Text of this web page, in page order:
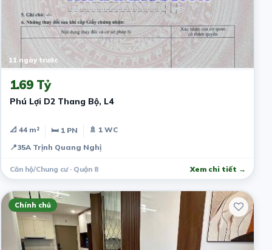
11 ngày trước
1.69 Tỷ
Phú Lợi D2 Thang Bộ, L4
📐 44 m² 🛏 1 PN
🚿 1 WC
📍35A Trịnh Quang Nghị
Căn hộ/Chung cư · Quận 8 Xem chi tiết →
Chính chủ